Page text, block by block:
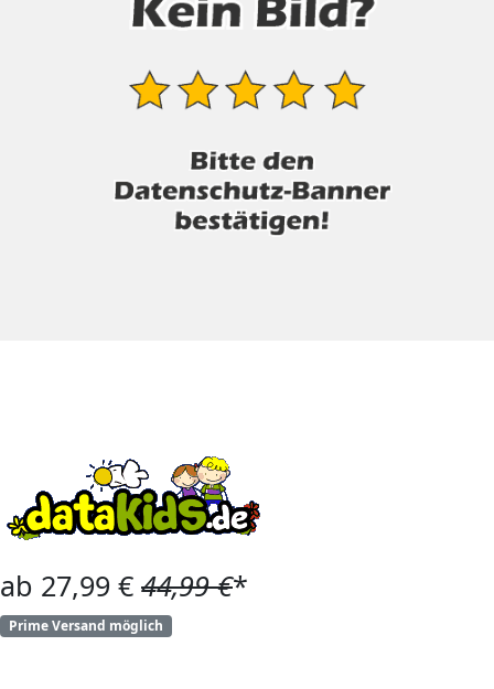
ab 27,99 € 44,99 €*
Prime Versand möglich